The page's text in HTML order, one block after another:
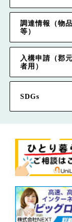
調達情報（物
等）
入構申請（郡
者用）
SDGs